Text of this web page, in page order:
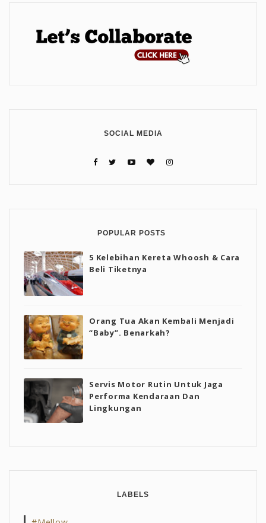
SOCIAL MEDIA
POPULAR POSTS
5 Kelebihan Kereta Whoosh & Cara
Beli Tiketnya
Orang Tua Akan Kembali Menjadi
“Baby”. Benarkah?
Servis Motor Rutin Untuk Jaga
Performa Kendaraan Dan
Lingkungan
LABELS